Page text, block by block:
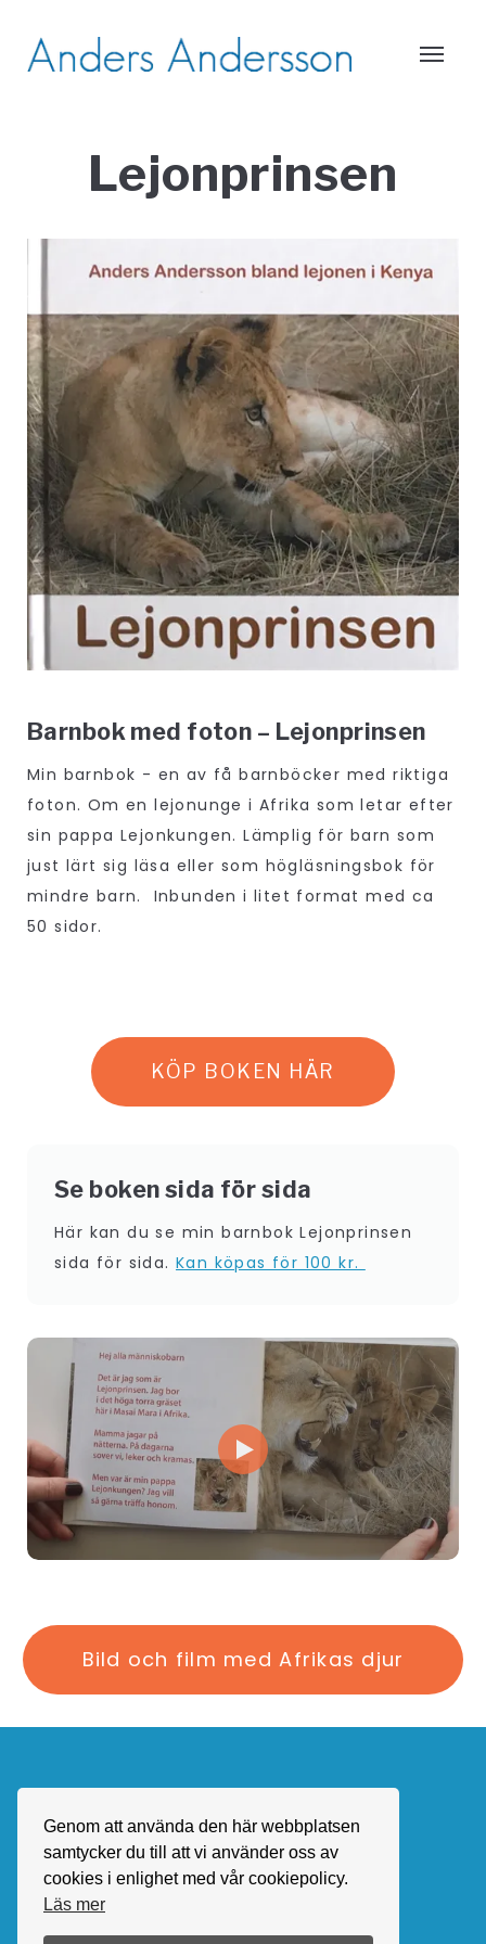
Genom att använda den här webbplatsen
samtycker du till att vi använder oss av
cookies i enlighet med vår cookiepolicy.
Läs mer
Lejonprinsen
Barnbok med foton – Lejonprinsen
Min barnbok - en av få barnböcker med riktiga
foton. Om en lejonunge i Afrika som letar efter
sin pappa Lejonkungen. Lämplig för barn som
just lärt sig läsa eller som högläsningsbok för
mindre barn. Inbunden i litet format med ca
50 sidor.
KÖP BOKEN HÄR
Se boken sida för sida
Här kan du se min barnbok Lejonprinsen
sida för sida.Kan köpas för 100 kr.
Bild och film med Afrikas djur
anders@andersandersson.se